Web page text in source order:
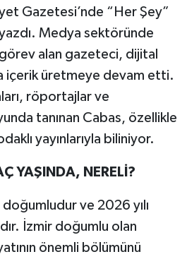
Gazetesi’nde “Her Şey”
yazdı. Medya sektöründe
alan gazeteci, dijital
içerik üretmeye devam etti.
röportajlar ve
tanınan Cabas, özellikle
yayınlarıyla biliniyor.
YAŞINDA, NERELİ?
ve 2026 yılı
İzmir doğumlu olan
önemli bölümünü